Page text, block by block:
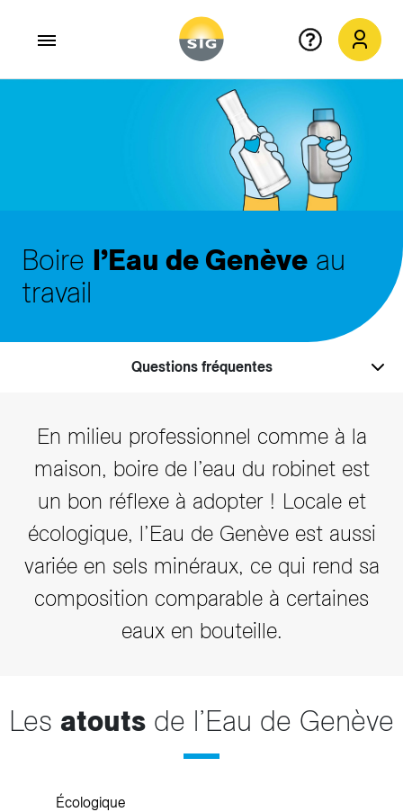
Boire l’Eau de Genève au
travail
Questions fréquentes
En milieu professionnel comme à la
maison, boire de l’eau du robinet est
un bon réflexe à adopter ! Locale et
écologique, l’Eau de Genève est aussi
variée en sels minéraux, ce qui rend sa
composition comparable à certaines
eaux en bouteille.
Les atouts de l’Eau de Genève
Écologique